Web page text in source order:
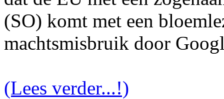
(SO) komt met een
machtsmisbruik door
(Lees verder...!)